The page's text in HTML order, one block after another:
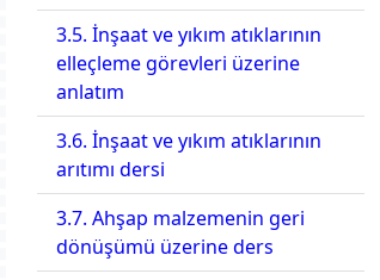
3.5. İnşaat ve yıkım atıklarının
elleçleme görevleri üzerine
anlatım
3.6. İnşaat ve yıkım atıklarının
arıtımı dersi
3.7. Ahşap malzemenin geri
dönüşümü üzerine ders